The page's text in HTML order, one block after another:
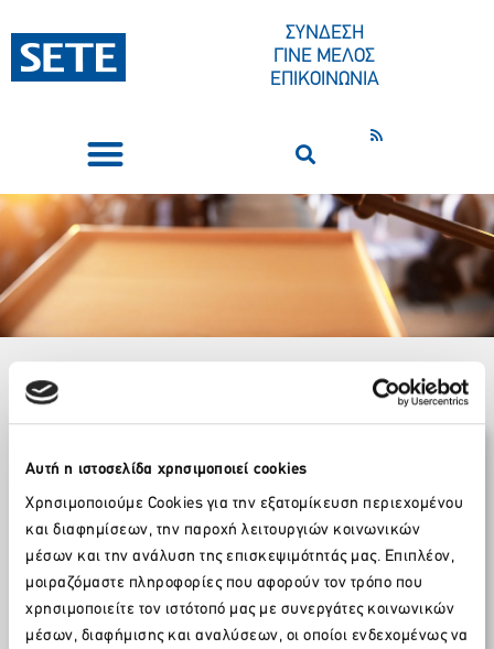
Αυτή η ιστοσελίδα χρησιμοποιεί cookies
Χρησιμοποιούμε Cookies για την εξατομίκευση περιεχομένου
και διαφημίσεων, την παροχή λειτουργιών κοινωνικών
μέσων και την ανάλυση της επισκεψιμότητάς μας. Επιπλέον,
μοιραζόμαστε πληροφορίες που αφορούν τον τρόπο που
χρησιμοποιείτε τον ιστότοπό μας με συνεργάτες κοινωνικών
μέσων, διαφήμισης και αναλύσεων, οι οποίοι ενδεχομένως να
ΣΥΝΔΕΣΗ
ΓΙΝΕ ΜΕΛΟΣ
ΕΠΙΚΟΙΝΩΝΙΑ
Αυτοδιοίκησης (ΤΑ) στον Τουρισμό
Δελτία Τύπου / Ανακοινώσεις
14 Οκτωβρίου 2014
Ο ρόλος της Τοπικής Αυτοδιοίκησης (ΤΑ)
στον Τουρισμό